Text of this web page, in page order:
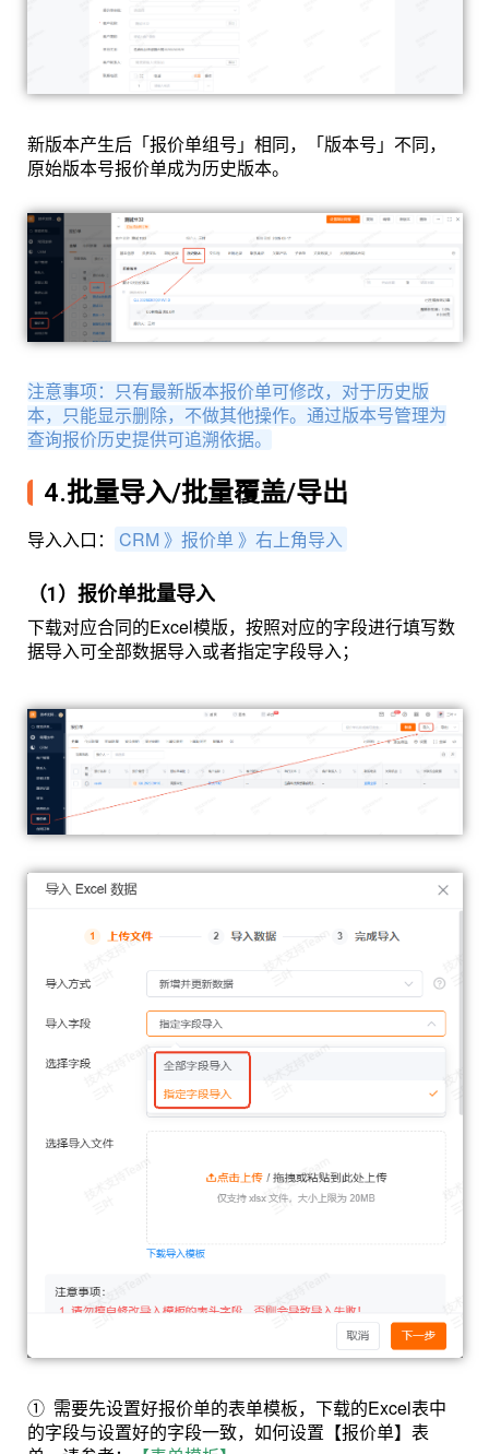
新版本产生后「报价单组号」相同，「版本号」不同，
原始版本号报价单成为历史版本。
注意事项：只有最新版本报价单可修改，对于历史版
本，只能显示删除，不做其他操作。通过版本号管理为
查询报价历史提供可追溯依据。
4.批量导入/批量覆盖/导出
导入入口： CRM 》报价单 》右上角导入
（1）报价单批量导入
下载对应合同的Excel模版，按照对应的字段进行填写数
据导入可全部数据导入或者指定字段导入；
① 需要先设置好报价单的表单模板，下载的Excel表中
的字段与设置好的字段一致，如何设置【报价单】表